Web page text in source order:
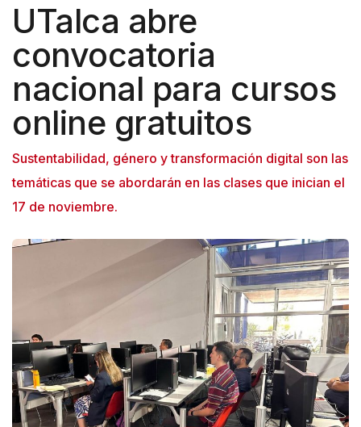
UTalca abre
convocatoria
nacional para cursos
online gratuitos
Sustentabilidad, género y transformación digital son las
temáticas que se abordarán en las clases que inician el
17 de noviembre.